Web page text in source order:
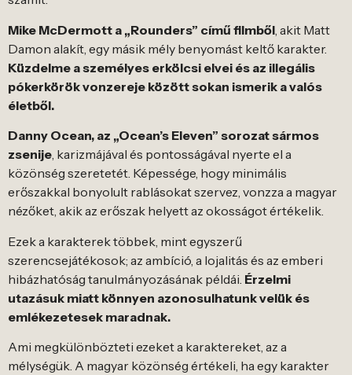
Mike McDermott a „Rounders” című filmből , akit Matt
Damon alakít, egy másik mély benyomást keltő karakter.
Küzdelme a személyes erkölcsi elvei és az illegális
pókerkörök vonzereje között sokan ismerik a valós
életből.
Danny Ocean, az „Ocean’s Eleven” sorozat sármos
zsenije, karizmájával és pontosságával nyerte el a
közönség szeretetét. Képessége, hogy minimális
erőszakkal bonyolult rablásokat szervez, vonzza a magyar
nézőket, akik az erőszak helyett az okosságot értékelik.
Ezek a karakterek többek, mint egyszerű
szerencsejátékosok; az ambíció, a lojalitás és az emberi
hibázhatóság tanulmányozásának példái. Érzelmi
utazásuk miatt könnyen azonosulhatunk velük és
emlékezetesek maradnak.
Ami megkülönbözteti ezeket a karaktereket, az a
mélységük. A magyar közönség értékeli, ha egy karakter